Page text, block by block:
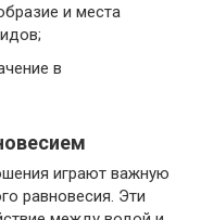
и места
в
играют важную
равновесия. Эти